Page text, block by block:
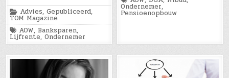
Posted
in
Advies,Gepubliceerd,
TOM Magazine
Tagged
AOW,Banksparen,
Lijfrente,Ondernemer
Ondernemer,
Pensioenopbouw